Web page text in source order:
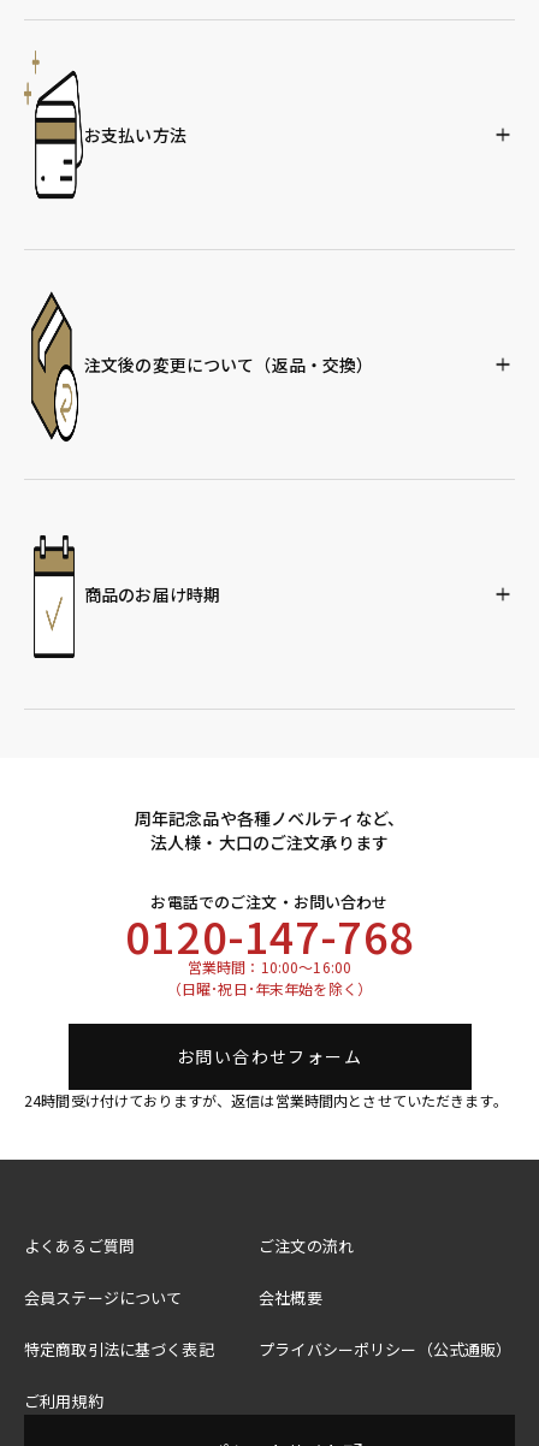
お支払い方法
注文後の変更について （返品・交換）
商品のお届け時期
周年記念品や各種ノベルティなど、
法人様・大口のご注文承ります
お電話でのご注文・お問い合わせ
0120-147-768
営業時間：10:00～16:00
（日曜･祝日･年末年始を除く）
お問い合わせフォーム
24時間受け付けておりますが、返信は営業時間内とさせていただきます。
よくあるご質問 ご注文の流れ
会員ステージについて 会社概要
特定商取引法に基づく表記 プライバシーポリシー（公式通販）
ご利用規約